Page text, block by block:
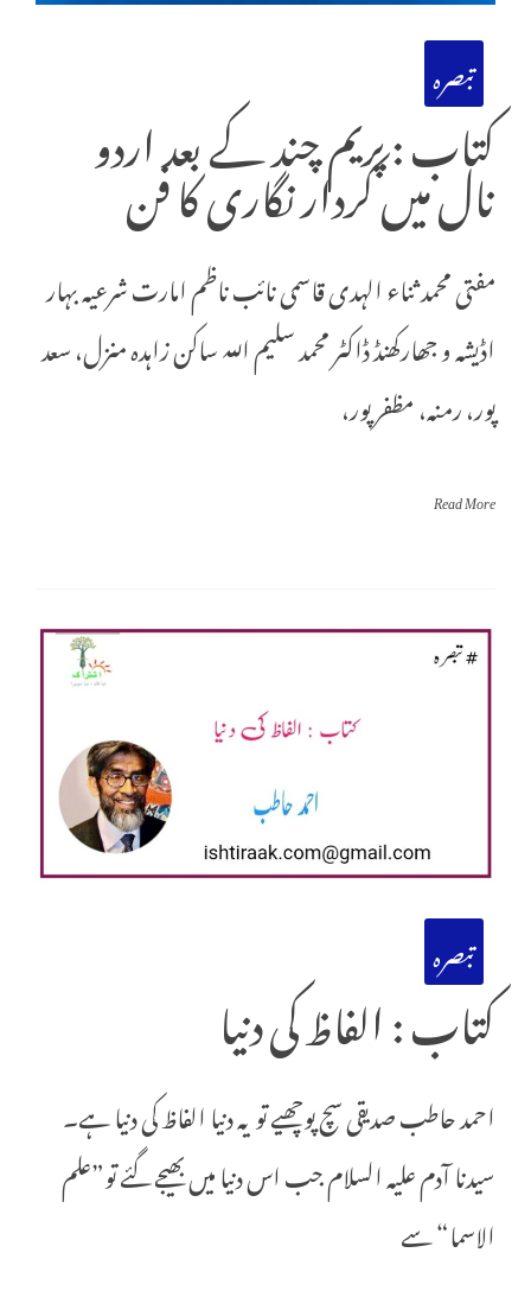
تبصرہ
کتاب : پریم چند کے بعد اردو
نال میں کردار نگاری کا فن
مفتی محمد ثناء الہدی قاسمی نائب ناظم امارت شرعیہ بہار
اڈیشہ و جھارکھنڈ ​ڈاکٹر محمد سلیم اللہ ساکن زاہدہ منزل، سعد
پور، رمنہ، مظفر پور،
Read More
تبصرہ
کتاب : الفاظ کی دنیا
احمد حاطب صدیقی سچ پوچھیے تو یہ دنیا الفاظ کی دنیا ہے۔
سیدنا آدم علیہ السلام جب اس دنیا میں بھیجے گئے تو”علم
الاسما“ سے